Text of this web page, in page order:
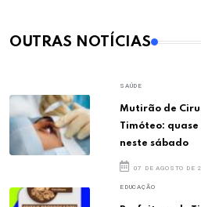
OUTRAS NOTÍCIAS
SAÚDE
Mutirão de
Timóteo:
neste sábado
07 DE AGOSTO DE
EDUCAÇÃO